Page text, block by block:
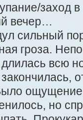
заход
вечер…
сильный
гроза.
всю
но